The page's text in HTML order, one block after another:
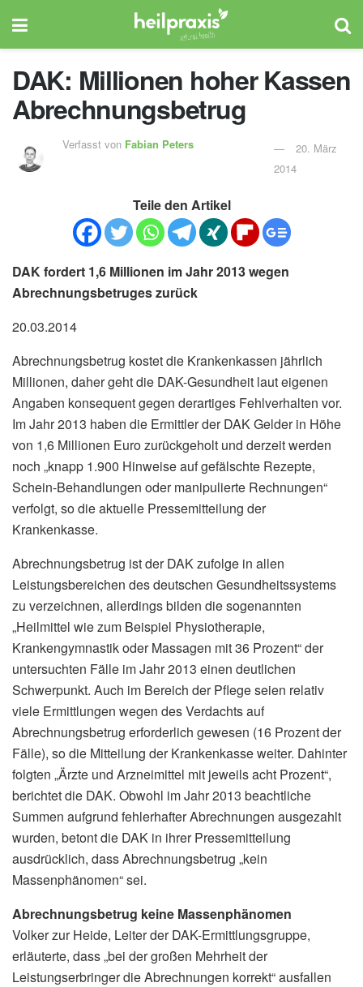
DAK: Millionen hoher Kassen
Abrechnungsbetrug
Verfasst von Fabian Peters
20. März
2014
Teile den Artikel
DAK fordert 1,6 Millionen im Jahr 2013 wegen
Abrechnungsbetruges zurück
20.03.2014
Abrechnungsbetrug kostet die Krankenkassen jährlich
Millionen, daher geht die DAK-Gesundheit laut eigenen
Angaben konsequent gegen derartiges Fehlverhalten vor.
Im Jahr 2013 haben die Ermittler der DAK Gelder in Höhe
von 1,6 Millionen Euro zurückgeholt und derzeit werden
noch „knapp 1.900 Hinweise auf gefälschte Rezepte,
Schein-Behandlungen oder manipulierte Rechnungen“
verfolgt, so die aktuelle Pressemitteilung der
Krankenkasse.
Abrechnungsbetrug ist der DAK zufolge in allen
Leistungsbereichen des deutschen Gesundheitssystems
zu verzeichnen, allerdings bilden die sogenannten
„Heilmittel wie zum Beispiel Physiotherapie,
Krankengymnastik oder Massagen mit 36 Prozent“ der
untersuchten Fälle im Jahr 2013 einen deutlichen
Schwerpunkt. Auch im Bereich der Pflege seien relativ
viele Ermittlungen wegen des Verdachts auf
Abrechnungsbetrug erforderlich gewesen (16 Prozent der
Fälle), so die Mitteilung der Krankenkasse weiter. Dahinter
folgten „Ärzte und Arzneimittel mit jeweils acht Prozent“,
berichtet die DAK. Obwohl im Jahr 2013 beachtliche
Summen aufgrund fehlerhafter Abrechnungen ausgezahlt
wurden, betont die DAK in ihrer Pressemitteilung
ausdrücklich, dass Abrechnungsbetrug „kein
Massenphänomen“ sei.
Abrechnungsbetrug keine Massenphänomen
Volker zur Heide, Leiter der DAK-Ermittlungsgruppe,
erläuterte, dass „bei der großen Mehrheit der
Leistungserbringer die Abrechnungen korrekt“ ausfallen